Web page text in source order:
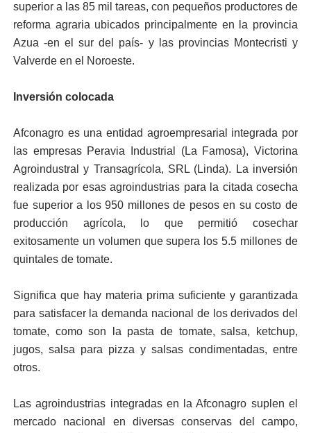
superior a las 85 mil tareas, con pequeños productores de
reforma agraria ubicados principalmente en la provincia
Azua -en el sur del país- y las provincias Montecristi y
Valverde en el Noroeste.
Inversión colocada
Afconagro es una entidad agroempresarial integrada por
las empresas Peravia Industrial (La Famosa), Victorina
Agroindustral y Transagrícola, SRL (Linda). La inversión
realizada por esas agroindustrias para la citada cosecha
fue superior a los 950 millones de pesos en su costo de
producción agrícola, lo que permitió cosechar
exitosamente un volumen que supera los 5.5 millones de
quintales de tomate.
Significa que hay materia prima suficiente y garantizada
para satisfacer la demanda nacional de los derivados del
tomate, como son la pasta de tomate, salsa, ketchup,
jugos, salsa para pizza y salsas condimentadas, entre
otros.
Las agroindustrias integradas en la Afconagro suplen el
mercado nacional en diversas conservas del campo,